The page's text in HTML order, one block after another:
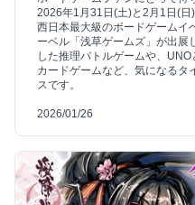
2026年1月31日(土)と2月1日(日
西日本最大級のボードゲームイ
ーベル「浅草ゲームズ」が出展
した推理バトルゲームや、
カードゲームなど、気になるタ
スです。
2026/01/26